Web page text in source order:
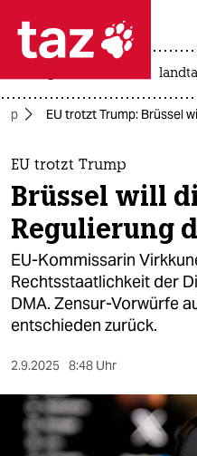
 taz
taz zahl
themen
politik
öko
gesellschaft
kultur
sport
berlin
nord
EU trotzt Trump: Brüssel
EU trotzt Trump
Brüssel will
Regulierung
EU-Kommissarin
Rechtsstaatlichkeit der
DMA. Zensur-Vorwürfe
entschieden zurück.
2.9.2025 8:48 Uhr